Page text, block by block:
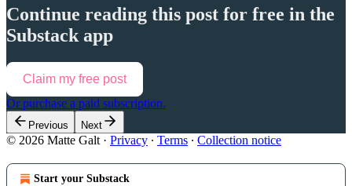
Continue reading this post for free in the
Substack app
Claim my free post
Or purchase a paid subscription.
Previous Next
© 2026 Matte Galt · Privacy ∙ Terms ∙ Collection notice
Start your Substack